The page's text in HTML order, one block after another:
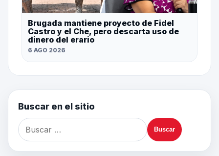
Brugada mantiene proyecto de Fidel
Castro y el Che, pero descarta uso de
dinero del erario
6 AGO 2026
Buscar en el sitio